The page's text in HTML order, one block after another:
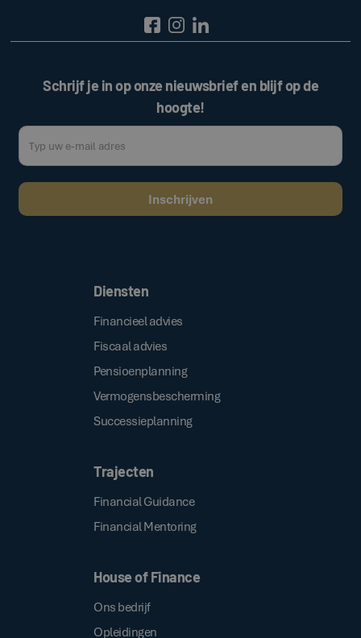
Schrijf je in op onze nieuwsbrief en blijf op de
hoogte!
Diensten
Financieel advies
Fiscaal advies
Pensioenplanning
Vermogensbescherming
Successieplanning
Trajecten
Financial Guidance
Financial Mentoring
House of Finance
Ons bedrijf
Opleidingen